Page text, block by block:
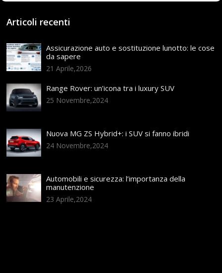
Articoli recenti
Assicurazione auto e sostituzione lunotto: le cose
da sapere
21 Aprile,2026
Range Rover: un’icona tra i luxury SUV
25 Novembre,2024
Nuova MG ZS Hybrid+: i SUV si fanno ibridi
24 Novembre,2024
Automobili e sicurezza: l’importanza della
manutenzione
23 Aprile,2024